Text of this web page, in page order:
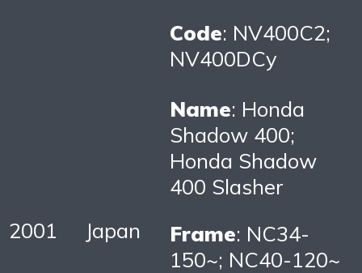
Code: NV400C2;
NV400DCy
2001 Japan
Name: Honda
Shadow 400;
Honda Shadow
400 Slasher
Frame: NC34-
150~; NC40-120~